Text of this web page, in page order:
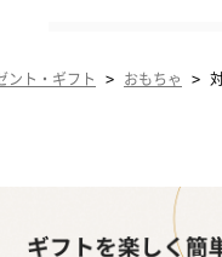
ント・ギフト > おもちゃ >